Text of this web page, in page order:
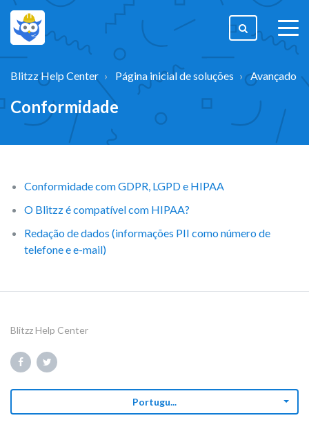
Blitzz Help Center Página inicial de soluções Avançado
Conformidade
Conformidade com GDPR, LGPD e HIPAA
O Blitzz é compatível com HIPAA?
Redação de dados (informações PII como número de
telefone e e-mail)
Blitzz Help Center
Portugu...